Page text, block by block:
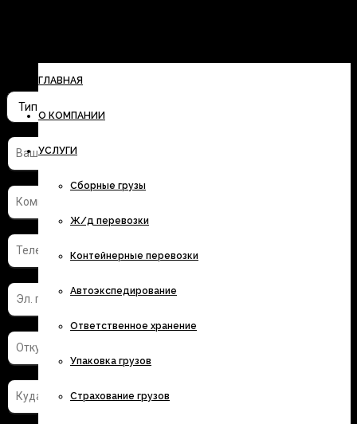
ГЛАВНАЯ
О КОМПАНИИ
УСЛУГИ
Сборные грузы
Ж/д перевозки
Контейнерные перевозки
Автоэкспедирование
Ответственное хранение
Упаковка грузов
Страхование грузов
стоимость перевозки